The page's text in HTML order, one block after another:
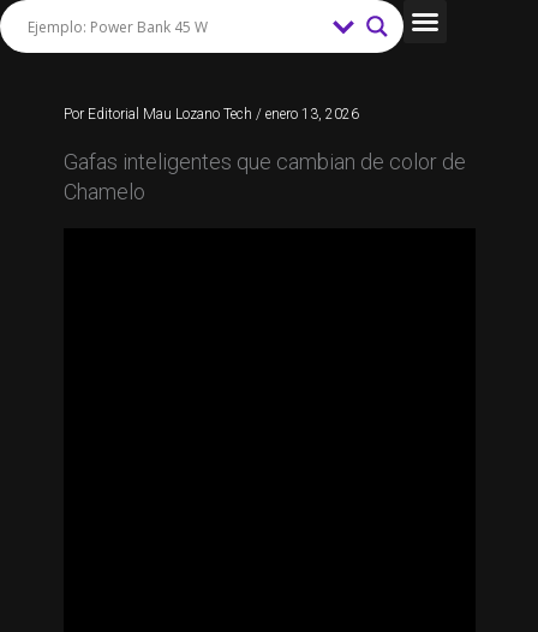
Ir
al
Por Editorial Mau Lozano Tech / enero 13, 2026
Gafas inteligentes que cambian de color de
Chamelo